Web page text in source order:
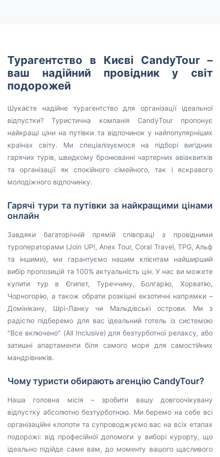
Турагентство в Києві CandyTour –
ваш надійний провідник у світ
подорожей
Шукаєте надійне турагентство для організації ідеальної
відпустки? Туристична компанія CandyTour пропонує
найкращі ціни на путівки та відпочинок у найпопулярніших
країнах світу. Ми спеціалізуємося на підборі вигідних
гарячих турів, швидкому бронюванні чартерних авіаквитків
та організації як спокійного сімейного, так і яскравого
молодіжного відпочинку.
Гарячі тури та путівки за найкращими цінами
онлайн
Завдяки багаторічній прямій співпраці з провідними
туроператорами (Join UP!, Anex Tour, Coral Travel, TPG, Альф
та іншими), ми гарантуємо нашим клієнтам найширший
вибір пропозицій та 100% актуальність цін. У нас ви можете
купити тур в Єгипет, Туреччину, Болгарію, Хорватію,
Чорногорію, а також обрати розкішні екзотичні напрямки –
Домінікану, Шрі-Ланку чи Мальдівські острови. Ми з
радістю підберемо для вас ідеальний готель із системою
"Все включено" (All Inclusive) для безтурботної релаксу, або
затишні апартаменти біля самого моря для самостійних
мандрівників.
Чому туристи обирають агенцію CandyTour?
Наша головна місія – зробити вашу довгоочікувану
відпустку абсолютно безтурботною. Ми беремо на себе всі
організаційні клопоти та супроводжуємо вас на всіх етапах
подорожі: від професійної допомоги у виборі курорту, що
ідеально підійде саме вам, до моменту вашого щасливого